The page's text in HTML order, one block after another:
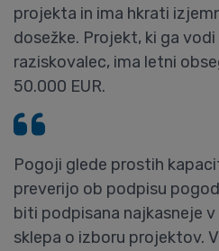
projekta in ima hkrati
dosežke. Projekt, ki ga
raziskovalec, ima letni
50.000 EUR.
Pogoji glede prostih
preverijo ob podpisu
biti podpisana najkasneje
sklepa o izboru projektov.